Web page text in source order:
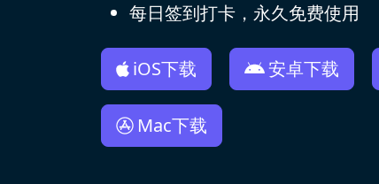
每日签到打卡，永久免费使用
iOS下载 安卓下载
Mac下载